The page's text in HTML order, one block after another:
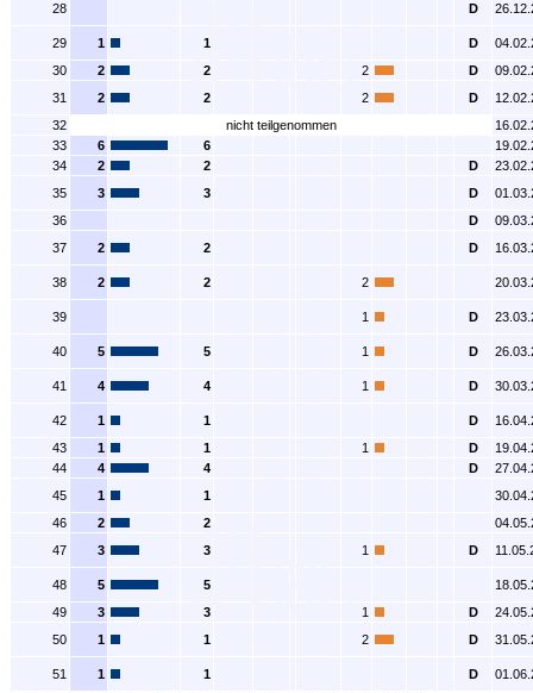
28 D
29 1 1 D
30
2 2 2 D
31
2 2 2 D
32
nicht teilgenommen
33
6 6
34
2 2 D
35
3 3 D
36
D
37
2 2 D
38 2 2 2
39 1 D
40 5 5 1 D
41 4 4 1 D
42 1 1 D
43
1 1 1 D
44
4 4 D
45
1 1
46
2 2
47
3 3 1 D
48 5 5
49
3 3 1 D
50
1 1 2 D
51 1 1 D